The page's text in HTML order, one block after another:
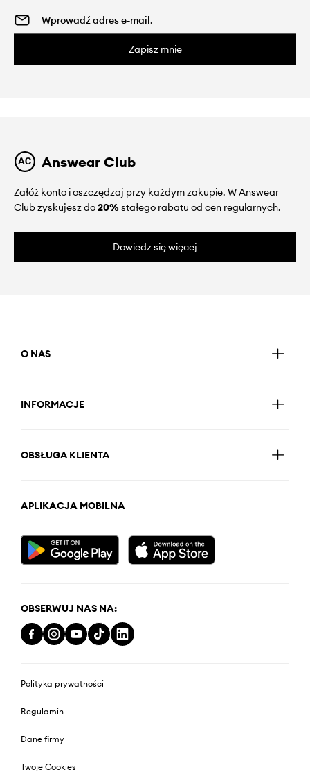
Zapisz mnie
Answear Club
Załóż konto i oszczędzaj przy każdym zakupie. W Answear
Club zyskujesz do20%stałego rabatu od cen regularnych.
Dowiedz się więcej
O NAS
INFORMACJE
OBSŁUGA KLIENTA
APLIKACJA MOBILNA
OBSERWUJ NAS NA:
Polityka prywatności
Regulamin
Dane firmy
Twoje Cookies